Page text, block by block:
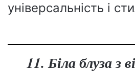
універсальність і
11. Біла блуза з